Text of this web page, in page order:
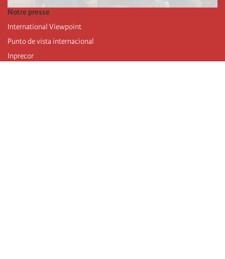
Notre presse
International Viewpoint
Punto de vista internacional
Inprecor